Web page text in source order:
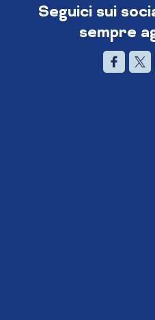
Seguici sui
sempre